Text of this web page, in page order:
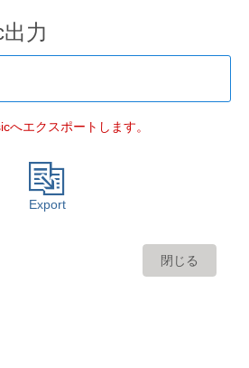
力
へエクスポートします。
Export